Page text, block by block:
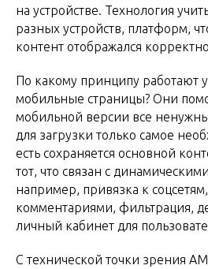
на устройстве. Технология
разных устройств, платформ,
контент отображался
По какому принципу работают
мобильные страницы? Они
мобильной версии все
для загрузки только самое
есть сохраняется основной
тот, что связан с
например, привязка к
комментариями, фильтрация,
личный кабинет для
С технической точки зрения